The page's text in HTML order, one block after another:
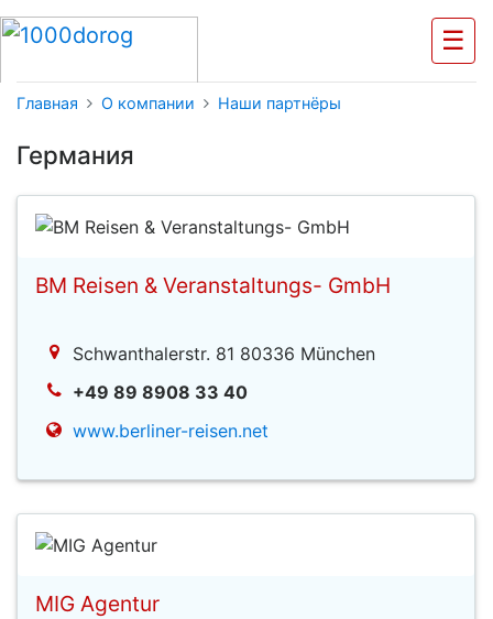
☰
Главная О компании Наши партнёры
Германия
BM Reisen & Veranstaltungs- GmbH
Schwanthalerstr. 81 80336 München
+49 89 8908 33 40
www.berliner-reisen.net
MIG Agentur